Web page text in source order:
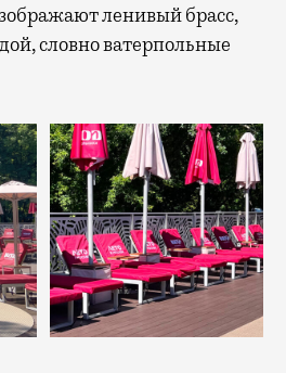
ленивый брасс,
словно ватерпольные